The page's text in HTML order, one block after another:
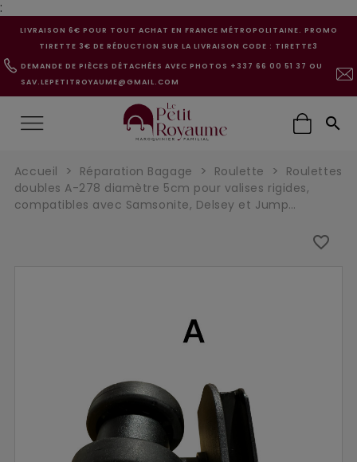
:
LIVRAISON 6€ POUR TOUT ACHAT EN FRANCE MÉTROPOLITAINE. PROMO
TIRETTE 3€ DE RÉDUCTION SUR LA LIVRAISON CODE : TIRETTE3
DEMANDE DE PIÈCES DÉTACHÉES AVEC PHOTOS +337 66 00 51 37 OU
SAV.LEPETITROYAUME@GMAIL.COM

Accueil Réparation Bagage Roulette
Roulettes
doubles A-278 diamètre 5cm pour valises rigides,
compatibles avec Samsonite, Delsey et Jump…
favorite_border